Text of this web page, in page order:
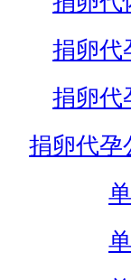
捐卵代
捐卵代
捐卵代孕